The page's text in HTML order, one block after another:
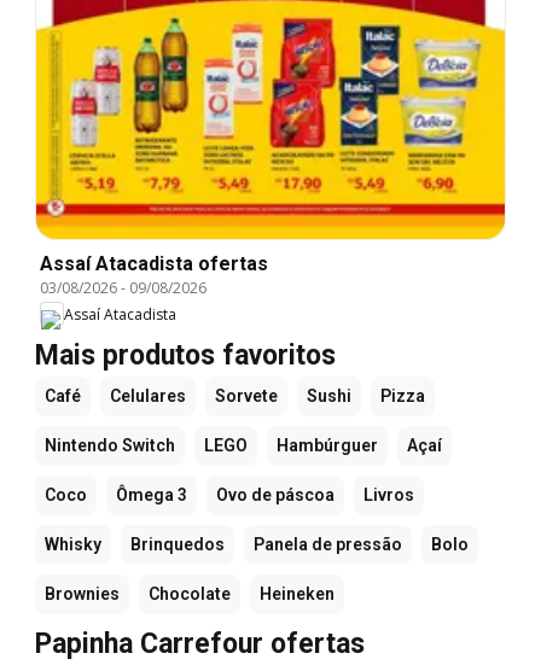
Assaí Atacadista ofertas
03/08/2026- 09/08/2026
Assaí Atacadista
Mais produtos favoritos
Café Celulares Sorvete Sushi Pizza
Nintendo Switch LEGO Hambúrguer Açaí
Coco Ômega 3 Ovo de páscoa Livros
Whisky Brinquedos Panela de pressão Bolo
Brownies Chocolate Heineken
Papinha Carrefour ofertas